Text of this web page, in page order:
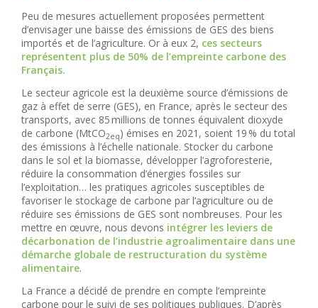
Peu de mesures actuellement proposées permettent
d’envisager une baisse des émissions de GES des biens
importés et de l’agriculture. Or à eux 2, ces secteurs
représentent plus de 50% de l’empreinte carbone des
Français.
Le secteur agricole est la deuxième source d’émissions de
gaz à effet de serre (GES), en France, après le secteur des
transports, avec 85 millions de tonnes équivalent dioxyde
de carbone (MtCO2eq) émises en 2021, soient 19 % du total
des émissions à l’échelle nationale. Stocker du carbone
dans le sol et la biomasse, développer l’agroforesterie,
réduire la consommation d’énergies fossiles sur
l’exploitation… les pratiques agricoles susceptibles de
favoriser le stockage de carbone par l’agriculture ou de
réduire ses émissions de GES sont nombreuses. Pour les
mettre en œuvre, nous devons intégrer les leviers de
décarbonation de l’industrie agroalimentaire dans une
démarche globale de restructuration du système
alimentaire.
La France a décidé de prendre en compte l’empreinte
carbone pour le suivi de ses politiques publiques. D’après